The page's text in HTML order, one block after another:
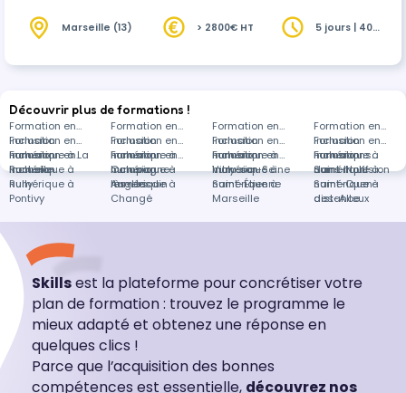
Marseille (13) > 2800€ HT
5 jours | 40
Découvrir plus de formations !
Formation en
Inclusion
numérique à La
Rochelle
Formation en
Inclusion
numérique à
Campagne-
lès-Hesdin
Formation en
Inclusion
numérique à
Vitry-sur-Seine
Formation en
Inclusion
numérique à
Saint-Nolff
Formation en
Inclusion
numérique à
Rully
Formation en
Inclusion
numérique à
Angers
Formation en
Inclusion
numérique à
Saint-Étienne
Formation en
Inclusion
numérique à
Saint-Ouen-
des-Alleux
Formation en
Inclusion
numérique à
Pontivy
Formation en
Inclusion
numérique à
Changé
Formation en
Inclusion
numérique à
Marseille
Formations
dans Inclusion
numérique à
distance
Skillsest la plateforme pour concrétiser votre
plan de formation : trouvez le programme le
mieux adapté et obtenez une réponse en
quelques clics !
Parce que l’acquisition des bonnes
compétences est essentielle, découvrez nos